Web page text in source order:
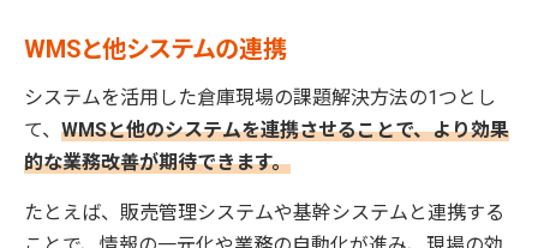
WMSと他システムの連携
システムを活用した倉庫現場の課題解決方法の1つとし
て、 WMSと他のシステムを連携させることで、より効果
的な業務改善が期待できます。
たとえば、販売管理システムや基幹システムと連携する